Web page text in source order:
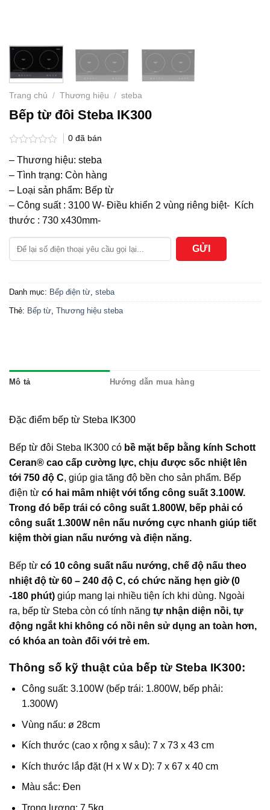
Trang chủ / Thương hiệu / steba
Bếp từ đôi Steba IK300
xếp
hạng
5
sao
0đã bán
– Thương hiệu: steba
– Tình trạng: Còn hàng
– Loại sản phẩm: Bếp từ
– Công suất : 3100 W- Điều khiển 2 vùng riêng biệt- Kích
thước : 730 x430mm-
Danh mục: Bếp điện từ, steba
Thẻ: Bếp từ, Thương hiệu steba
Mô tả Hướng dẫn mua hàng
Đặc điểm bếp từ Steba IK300
Bếp từ đôi Steba IK300 có bề mặt bếp bằng kính Schott
Ceran® cao cấp cường lực, chịu được sốc nhiệt lên
tới 750 độ C, giúp gia tăng độ bền cho sản phẩm. Bếp
điện từ có hai mâm nhiệt với tổng công suất 3.100W.
Trong đó bếp trái có công suất 1.800W, bếp phải có
công suất 1.300W nên nấu nướng cực nhanh giúp tiết
kiệm thời gian nấu nướng và điện năng.
Bếp từ có 10 công suất nấu nướng, chế độ nấu theo
nhiệt độ từ 60 – 240 độ C, có chức năng hẹn giờ (0
-180 phút) giúp mang lại nhiều tiện ích khi dùng. Ngoài
ra, bếp từ Steba còn có tính năng tự nhận diện nồi, tự
động ngắt khi không có nồi nên sử dụng an toàn hơn,
có khóa an toàn đối với trẻ em.
Thông số kỹ thuật của bếp từ Steba IK300:
Công suất: 3.100W (bếp trái: 1.800W, bếp phải:
1.300W)
Vùng nấu: ø 28cm
Kích thước (cao x rộng x sâu): 7 x 73 x 43 cm
Kích thước lắp đặt (H x W x D): 7 x 67 x 40 cm
Màu sắc: Đen
Trọng lượng: 7,5kg